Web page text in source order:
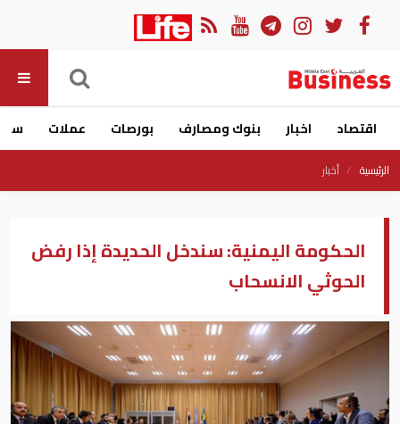
اقتصاد اخبار بنوك ومصارف بورصات عملات
الرئيسية أخبار
الحكومة اليمنية: سندخل الحديدة إذا رفض
الحوثي الانسحاب